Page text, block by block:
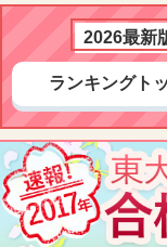
ト
2026最新
ランキングト